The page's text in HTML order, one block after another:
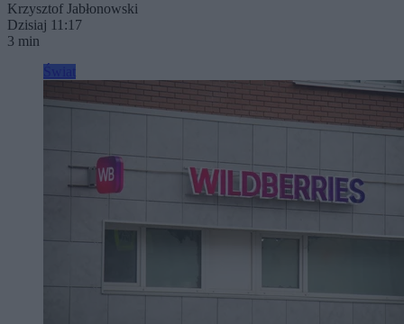
Krzysztof Jabłonowski
Dzisiaj 11:17
3 min